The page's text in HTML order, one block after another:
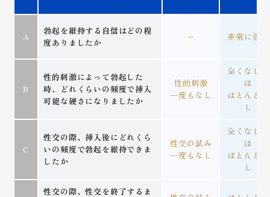
A
勃起を維持する自信はどの程
度ありましたか
– 非常に低い
B
性的刺激によって勃起した
時、どれくらいの頻度で挿入
可能な硬さになりましたか
性的刺激
一度もなし
全くなし又
は
ほとんどな
し
C
性交の際、挿入後にどれくら
いの頻度で勃起を維持できま
したか
性交の試み
一度もなし
全くなし又
は
ほとんどな
し
性交の際、性交を終了するま